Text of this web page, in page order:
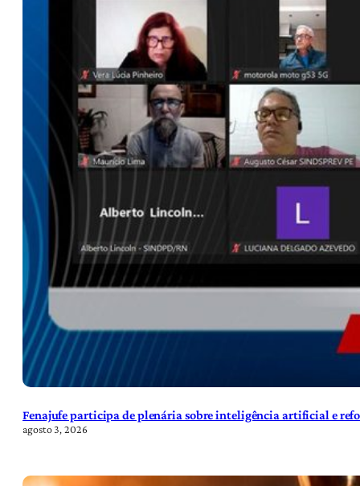
Fenajufe participa de plenária sobre inteligência artificial e
agosto 3, 2026